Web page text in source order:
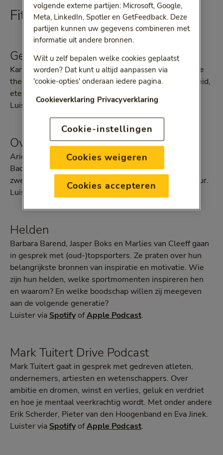
Fit en gezond leven
Gezond Gesprek
Karine Hoenderdos gaat in gesprek over verschillende
thema's die allemaal te maken hebben met gezondheid,
eten, bewegen, ouder worden en jong blijven.
Luister viaSpotifyofApple Podcast.
Over Routines
Arie Boomsma spreekt met verschillende gasten als
Badr Hari, Rachel John of Ilja Gort over thema's als
zweethutten, ademhaling en het bouwen van structuur.
Luister via
SpotifyofApple Podcast.
Helden
Barbara Barend, Jasper Boks en Marlies van Cleeff gaan
in gesprek met (oud-)topsporters. Ze praten over hun
belangrijkste bronnen van inspiratie en motivatie. Wie
zijn hun helden, welke sportmomenten inspireren hen
en waarom? En welke boodschap willen zij meegeven
aan de volgende generatie?
Luister via SpotifyofApple Podcast.
Mark Tuitert Drive Podcast
Mark Tuitert gaat in gesprek met gedreven atleten,
ondernemers, artiesten en wetenschappers. Over
ambitie en dromen, winst en verlies, geluk en verdriet
en hoe je mentaal veerkrachtig wordt. Met onder andere
Erik Scherder, Pieter van den Hoogenband en Eva Jinek.
Luister via SpotifyofApple Podcast.
volgende externe partijen: Microsoft, Google,
Meta, LinkedIn, Spotler en GetFeedback. Deze
partijen kunnen uw gegevens combineren met
informatie uit andere bronnen.
Wilt u zelf bepalen welke cookies geplaatst
worden? Dat kunt u altijd aanpassen via
'cookie-opties' onderaan iedere pagina.
Cookieverklaring Privacyverklaring
Cookie-instellingen
Cookies weigeren
Cookies accepteren